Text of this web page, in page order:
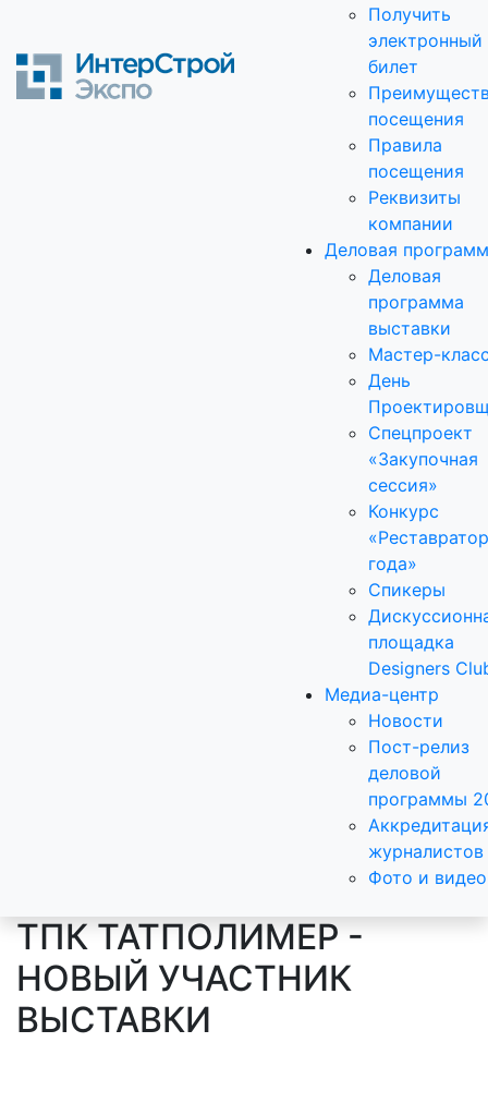
Получить
электронный
билет
посещения
Правила
посещения
Реквизиты
компании
Деловая
Деловая
программа
выставки
Мастер-
День
Спецпроект
«Закупочная
сессия»
Конкурс
«Реставратор
года»
Спикеры
площадка
Designers
Медиа-центр
Новости
Пост-релиз
деловой
программы
журналистов
Фото и видео
ТПК ТАТПОЛИМЕР -
НОВЫЙ УЧАСТНИК
ВЫСТАВКИ